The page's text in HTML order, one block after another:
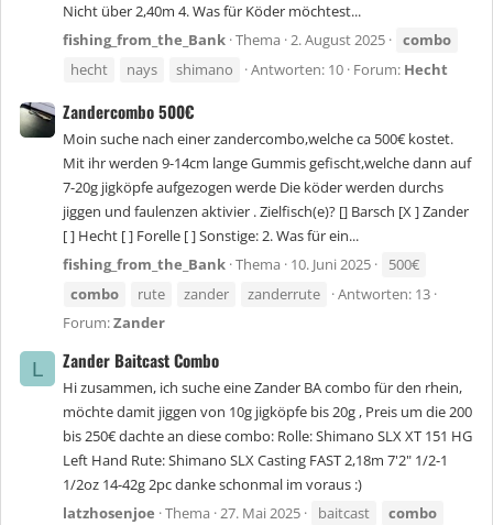
Nicht über 2,40m 4. Was für Köder möchtest...
fishing_from_the_Bank Thema 2. August 2025
combo
hecht
nays shimano Antworten: 10 Forum: Hecht
Zandercombo 500€
Moin suche nach einer zandercombo,welche ca 500€ kostet.
Mit ihr werden 9-14cm lange Gummis gefischt,welche dann auf
7-20g jigköpfe aufgezogen werde Die köder werden durchs
jiggen und faulenzen aktivier . Zielfisch(e)? [] Barsch [X ] Zander
[ ] Hecht [ ] Forelle [ ] Sonstige: 2. Was für ein...
fishing_from_the_Bank Thema 10. Juni 2025
500€
combo
rute zander zanderrute
Antworten: 13
Forum:Zander
L Zander Baitcast Combo
Hi zusammen, ich suche eine Zander BA combo für den rhein,
möchte damit jiggen von 10g jigköpfe bis 20g , Preis um die 200
bis 250€ dachte an diese combo: Rolle: Shimano SLX XT 151 HG
Left Hand Rute: Shimano SLX Casting FAST 2,18m 7'2" 1/2-1
1/2oz 14-42g 2pc danke schonmal im voraus :)
latzhosenjoe Thema 27. Mai 2025 baitcast
combo